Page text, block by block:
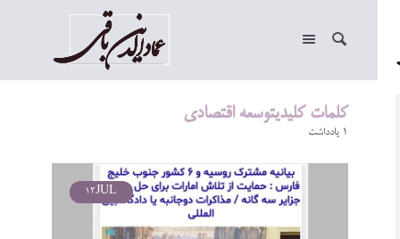
کلمات کلیدیتوسعه اقتصادی
1 یادداشت
JUL
12